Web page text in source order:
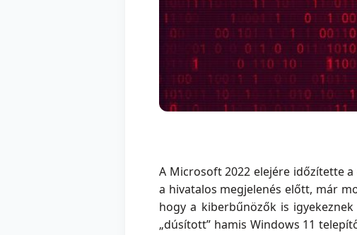
A Microsoft 2022 elejére időzítette
a hivatalos megjelenés előtt, már
hogy a kiberbűnözők is
„dúsított” hamis Windows 11